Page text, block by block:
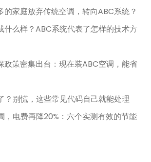
的家庭放弃传统空调，转向ABC系统？
什么样？ABC系统代表了怎样的技术方
政策密集出台：现在装ABC空调，能省
？别慌，这些常见代码自己就能处理
，电费再降20%：六个实测有效的节能